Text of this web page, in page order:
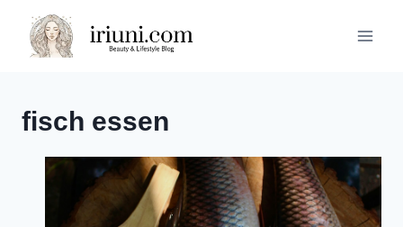
Inhalt
springen
fisch essen